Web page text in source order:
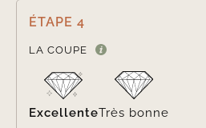
ÉTAPE 4
LA COUPE
ExcellenteTrès bonne